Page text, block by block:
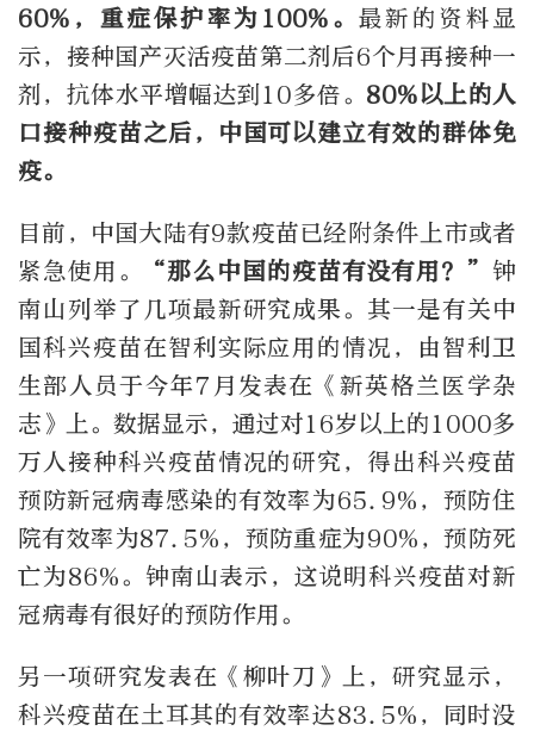
60%，重症保护率为100%。 最新的资料显
示，接种国产灭活疫苗第二剂后6个月再接种一
剂，抗体水平增幅达到10多倍。 80%以上的人
口接种疫苗之后，中国可以建立有效的群体免
疫。
目前，中国大陆有9款疫苗已经附条件上市或者
紧急使用。
“那么中国的疫苗有没有用？” 钟
南山列举了几项最新研究成果。其一是有关中
国科兴疫苗在智利实际应用的情况，由智利卫
生部人员于今年7月发表在《新英格兰医学杂
志》上。数据显示，通过对16岁以上的1000多
万人接种科兴疫苗情况的研究，得出科兴疫苗
预防新冠病毒感染的有效率为65.9%，预防住
院有效率为87.5%，预防重症为90%，预防死
亡为86%。钟南山表示，这说明科兴疫苗对新
冠病毒有很好的预防作用。
另一项研究发表在《柳叶刀》上，研究显示，
科兴疫苗在土耳其的有效率达83.5%，同时没